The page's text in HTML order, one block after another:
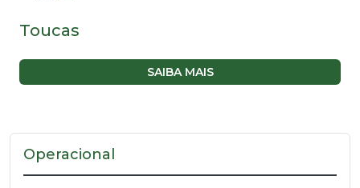
Toucas
SAIBA MAIS
Operacional